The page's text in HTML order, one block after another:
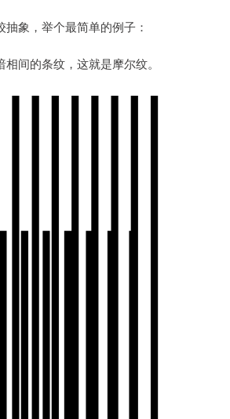
象，举个最简单的例子：
间的条纹，这就是摩尔纹。